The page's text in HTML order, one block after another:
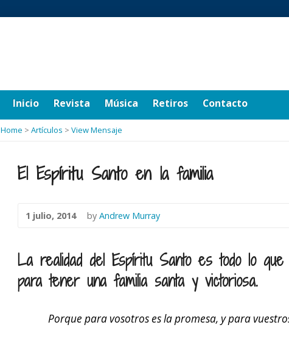
Inicio Revista Música Retiros Contacto
Home > Artículos > View Mensaje
El Espíritu Santo en la familia
1 julio, 2014 by Andrew Murray
La realidad del Espíritu Santo es todo lo que
para tener una familia santa y victoriosa.
Porque para vosotros es la promesa, y para